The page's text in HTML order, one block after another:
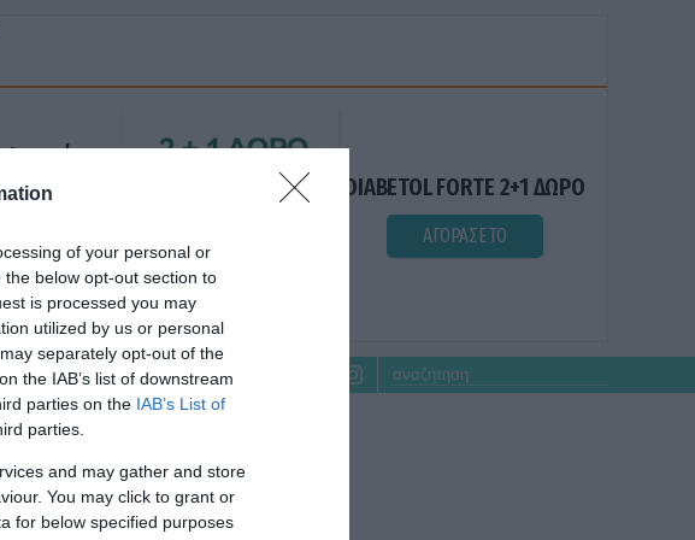
of your personal or
below opt-out section to
is processed you may
utilized by us or personal
separately opt-out of the
the IAB’s list of downstream
parties on the IAB’s List of
parties.
and may gather and store
You may click to grant or
for below specified purposes
χαλάρωση
ΤΟ
DIABETOL FORTE 2+1 ΔΩΡΟ
ΑΓΟΡΑΣΕ ΤΟ